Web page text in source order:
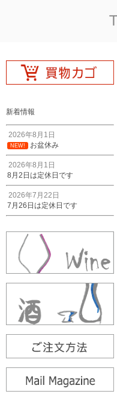
新着情報
2026年8月1日
NEW! お盆休み
2026年8月1日
8月2日は定休日です
2026年7月22日
7月26日は定休日です